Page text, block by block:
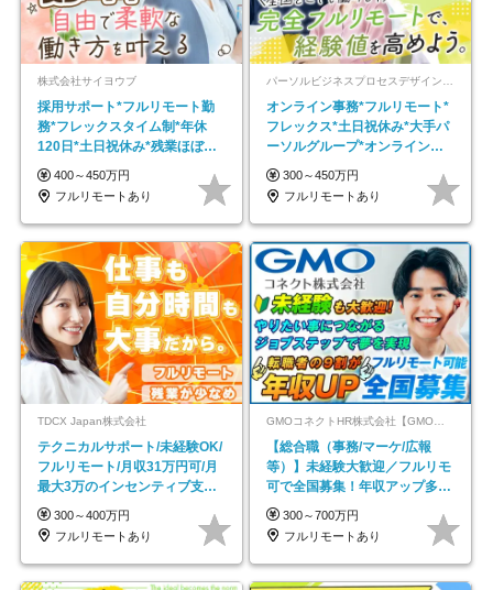
株式会社サイヨウブ
採用サポート*フルリモート勤
務*フレックスタイム制*年休
120日*土日祝休み*残業ほぼな
し*育児中社員8割以上
400～450万円
フルリモートあり
パーソルビジネスプロセスデザイン株式会社 事業開発本部
オンライン事務*フルリモート*
フレックス*土日祝休み*大手パ
ーソルグループ*オンライン面
接*30～40代活躍中
300～450万円
フルリモートあり
TDCX Japan株式会社
テクニカルサポート/未経験OK/
フルリモート/月収31万円可/月
最大3万のインセンティブ支給/
平均年齢33歳
300～400万円
フルリモートあり
GMOコネクトHR株式会社【GMOインターネットグループ】
【総合職（事務/マーケ/広報
等）】未経験大歓迎／フルリモ
可で全国募集！年収アップ多数
★年休最大130日★
300～700万円
フルリモートあり